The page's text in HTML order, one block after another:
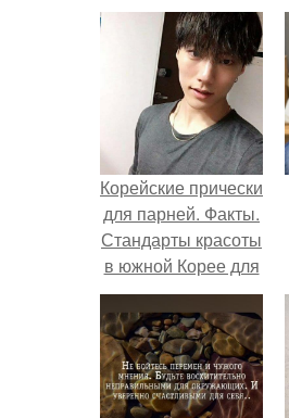
Корейские прически
для парней. Факты.
Стандарты красоты
в южной Корее для
парней?